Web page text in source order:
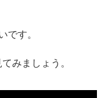
です。
みましょう。